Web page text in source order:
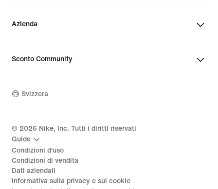
Azienda
Sconto Community
Svizzera
© 2026 Nike, Inc. Tutti i diritti riservati
Guide
Condizioni d'uso
Condizioni di vendita
Dati aziendali
Informativa sulla privacy e sui cookie